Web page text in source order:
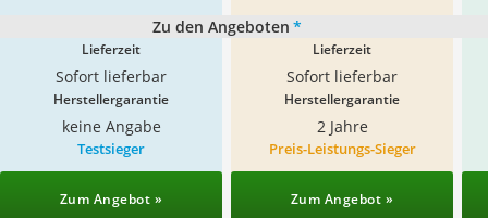
Zu den Angeboten *
Lieferzeit
Sofort lieferbar
Lieferzeit
Sofort lieferbar
Herstellergarantie
keine Angabe
Herstellergarantie
2 Jahre
Testsieger
Zum Angebot »
Preis-Leistungs-Sieger
Zum Angebot »